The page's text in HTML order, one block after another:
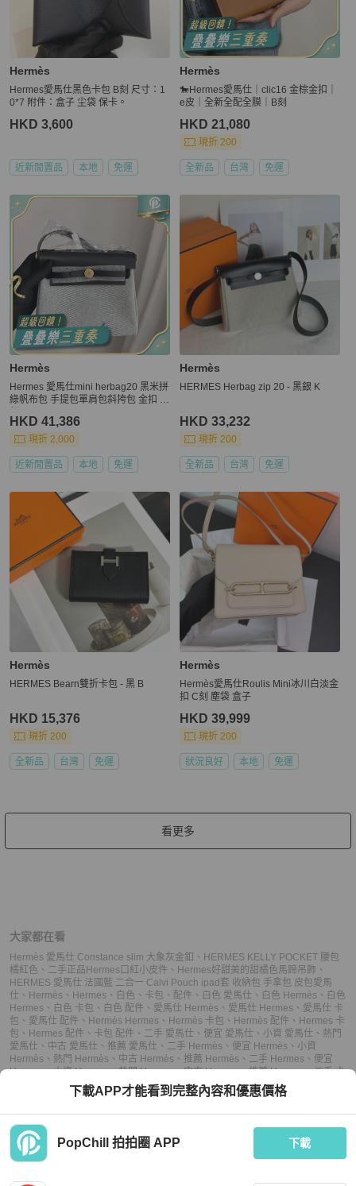
Hermès
Hermes愛馬仕黑色卡包 B刻 尺寸：1
0*7 附件：盒子 尘袋 保卡。
HKD 3,600
近新閒置品 本地 免運
Hermès
🐎Hermes愛馬仕｜clic16 金棕金扣｜
e皮｜全新全配全膜｜B刻
HKD 21,080
現折 200
全新品 台灣 免運
Hermès
Hermes 愛馬仕mini herbag20 黑米拼
綠帆布包 手提包單肩包斜挎包 金扣 w
HKD 41,386
現折 2,000
近新閒置品 本地 免運
Hermès
HERMES Herbag zip 20 - 黑銀 K
HKD 33,232
現折 200
全新品 台灣 免運
Hermès
HERMES Bearn雙折卡包 - 黑 B
HKD 15,376
現折 200
全新品 台灣 免運
Hermès
Hermès愛馬仕Roulis Mini冰川白淡金
扣 C刻 塵袋 盒子
HKD 39,999
現折 200
狀況良好 本地 免運
看更多
大家都在看
Hermès 愛馬仕 Constance slim 大象灰金釦 、 HERMES KELLY POCKET 腰包
橘紅色 、 二手正品Hermes口紅小皮件 、 Hermes好甜美的甜橘色馬蹄吊飾 、
HERMES 愛馬仕 法國藍 二合一 Calvi Pouch ipad套 收納包 手拿包 皮包 愛馬
仕 、 Hermès 、 Hermes 、 白色 、 卡包 、 配件 、 白色 愛馬仕 、 白色 Hermès 、 白色
Hermes 、 白色 卡包 、 白色 配件 、 愛馬仕 Hermès 、 愛馬仕 Hermes 、 愛馬仕 卡
包 、 愛馬仕 配件 、 Hermès Hermes 、 Hermès 卡包 、 Hermès 配件 、 Hermes 卡
包 、 Hermes 配件 、 卡包 配件 、 二手 愛馬仕 、 便宜 愛馬仕 、 小資 愛馬仕 、 熱門
愛馬仕 、 中古 愛馬仕 、 推薦 愛馬仕 、 二手 Hermès 、 便宜 Hermès 、 小資
Hermès 、 熱門 Hermès 、 中古 Hermès 、 推薦 Hermès 、 二手 Hermes 、 便宜
Hermes、小資 Hermes、熱門 Hermes、中古 Hermes、推薦 Hermes、二手 卡
、小資 卡包、 熱門 卡包、中古 卡包、推薦 卡包、二手 配件
小資 配件、熱門 配件、中古 配件、推薦 配件
下載APP才能看到完整內容和優惠價格
PopChill 拍拍圈 APP 下載